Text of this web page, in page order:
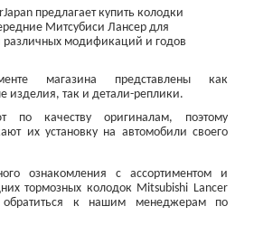
задние
₽
Диски тормозные
от 1 200 ₽
предлагает купить колодки
Митсубиси Лансер для
различных модификаций и годов
магазина представлены как
изделия, так и детали-реплики.
по качеству оригиналам, поэтому
их установку на автомобили своего
ознакомления с ассортиментом и
тормозных колодок Mitsubishi Lancer
к нашим менеджерам по